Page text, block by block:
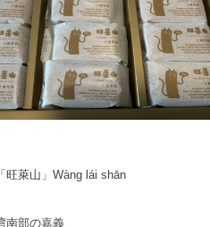
旺萊山」Wàng lái shān
南部の嘉義